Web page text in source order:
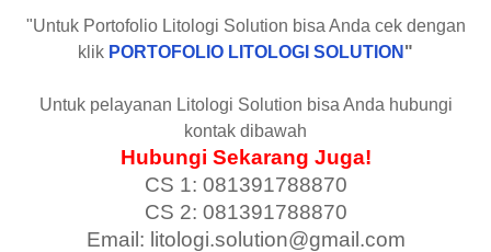
"Untuk Portofolio Litologi Solution bisa Anda cek dengan
klik PORTOFOLIO LITOLOGI SOLUTION "
Untuk pelayanan Litologi Solution bisa Anda hubungi
kontak dibawah
Hubungi Sekarang Juga!
CS 1: 081391788870
CS 2: 081391788870
Email: litologi.solution@gmail.com